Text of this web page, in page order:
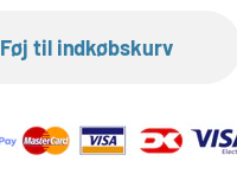
Føj til indkøbskurv